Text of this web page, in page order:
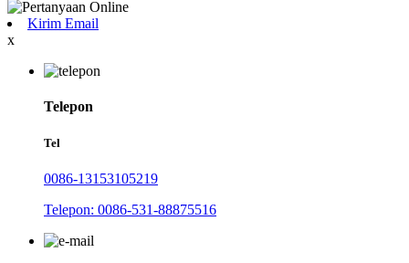
Kirim Email
x
Telepon
Tel
0086-13153105219
Telepon: 0086-531-88875516